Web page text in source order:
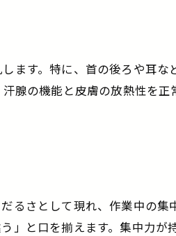
ます。特に、首の後ろや耳な
腺の機能と皮膚の放熱性を正
るさとして現れ、作業中の集
と口を揃えます。集中力が